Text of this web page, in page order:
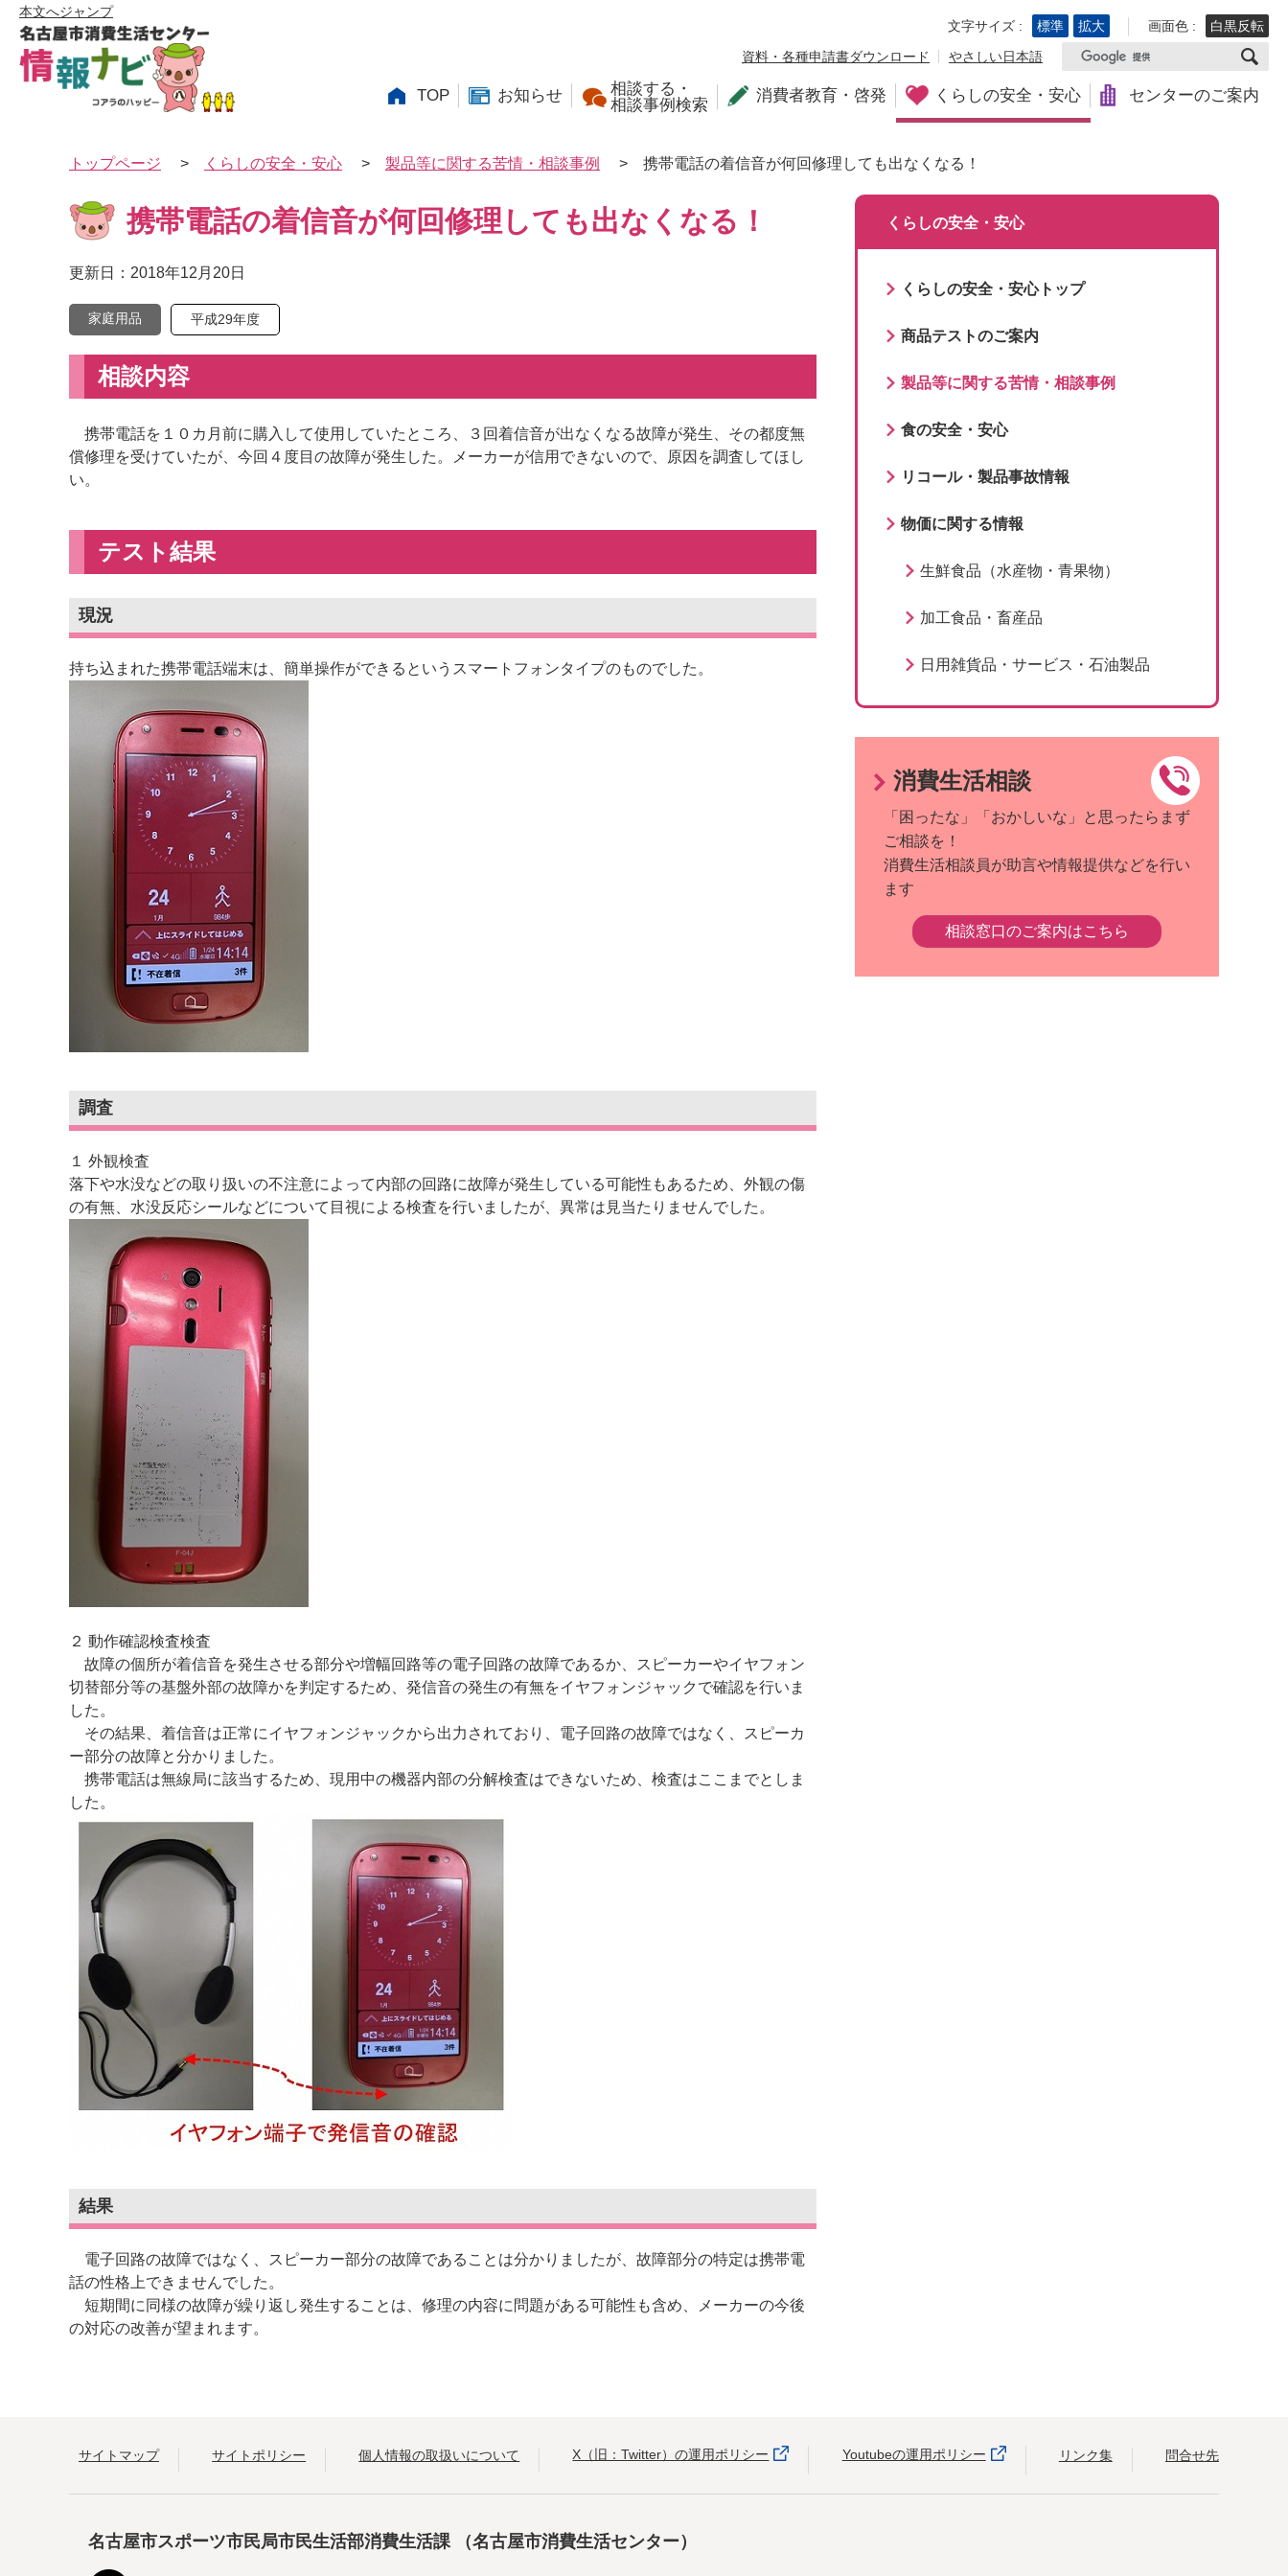
本文へジャンプ
文字サイズ :
標準 拡大 画面色 :
白黒反転
資料・各種申請書ダウンロード
やさしい日本語
TOP お知らせ
相談する・
相談事例検索
消費者教育・啓発 くらしの安全・安心 センターのご案内
トップページ > くらしの安全・安心 > 製品等に関する苦情・相談事例 > 携帯電話の着信音が何回修理しても出なくなる！
携帯電話の着信音が何回修理しても出なくなる！
更新日：2018年12月20日
家庭用品 平成29年度
相談内容
携帯電話を１０カ月前に購入して使用していたところ、３回着信音が出なくなる故障が発生、その都度無
償修理を受けていたが、今回４度目の故障が発生した。メーカーが信用できないので、原因を調査してほし
い。
テスト結果
現況
持ち込まれた携帯電話端末は、簡単操作ができるというスマートフォンタイプのものでした。
調査
１ 外観検査
落下や水没などの取り扱いの不注意によって内部の回路に故障が発生している可能性もあるため、外観の傷
の有無、水没反応シールなどについて目視による検査を行いましたが、異常は見当たりませんでした。
２ 動作確認検査検査
故障の個所が着信音を発生させる部分や増幅回路等の電子回路の故障であるか、スピーカーやイヤフォン
切替部分等の基盤外部の故障かを判定するため、発信音の発生の有無をイヤフォンジャックで確認を行いま
した。
その結果、着信音は正常にイヤフォンジャックから出力されており、電子回路の故障ではなく、スピーカ
ー部分の故障と分かりました。
携帯電話は無線局に該当するため、現用中の機器内部の分解検査はできないため、検査はここまでとしま
した。
結果
電子回路の故障ではなく、スピーカー部分の故障であることは分かりましたが、故障部分の特定は携帯電
話の性格上できませんでした。
短期間に同様の故障が繰り返し発生することは、修理の内容に問題がある可能性も含め、メーカーの今後
の対応の改善が望まれます。
くらしの安全・安心
くらしの安全・安心トップ
商品テストのご案内
製品等に関する苦情・相談事例
食の安全・安心
リコール・製品事故情報
物価に関する情報
生鮮食品（水産物・青果物）
加工食品・畜産品
日用雑貨品・サービス・石油製品
消費生活相談
「困ったな」「おかしいな」と思ったらまず
ご相談を！
消費生活相談員が助言や情報提供などを行い
ます
相談窓口のご案内はこちら
サイトマップ サイトポリシー 個人情報の取扱いについて X（旧：Twitter）の運用ポリシー Youtubeの運用ポリシー リンク集 問合せ先
名古屋市スポーツ市民局市民生活部消費生活課（名古屋市消費生活センター）